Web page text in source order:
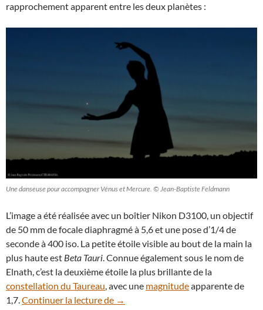
rapprochement apparent entre les deux planètes :
Une danseuse pour accompagner Vénus et Mercure. © Jean-Baptiste Feldmann
L’image a été réalisée avec un boîtier Nikon D3100, un objectif
de 50 mm de focale diaphragmé à 5,6 et une pose d’1/4 de
seconde à 400 iso. La petite étoile visible au bout de la main la
plus haute est Beta Tauri . Connue également sous le nom de
Elnath, c’est la deuxième étoile la plus brillante de la
constellation du Taureau , avec une magnitudeapparente de
1,7. Continuer la lecture de Une danseuse aux côtés des
→